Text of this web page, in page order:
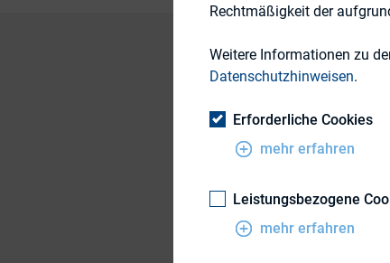
a final rule that
chief executive
companies with
when voting on
Rechtmäßigkeit der
Weitere Informationen zu
Datenschutzhinweisen.
Erforderliche Cookies
mehr erfahren
Leistungsbezogene
mehr erfahren